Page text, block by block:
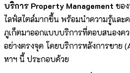
บริการ Property Management ขอ
ไลฟ์สไตล์มากขึ้น พร้อมนำความรู้และ
ภูเก็ตมาออกแบบบริการที่ตอบสนองค
อย่างตรงจุด โดยบริการหลังการขาย
หาฯ นี้ ประกอบด้วย